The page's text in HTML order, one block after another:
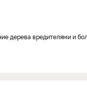
дерева вредителями и